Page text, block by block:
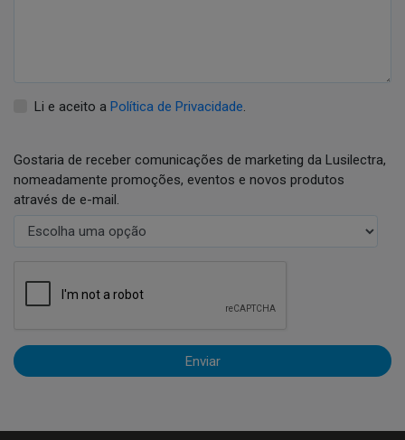
Li e aceito a Política de Privacidade
Gostaria de receber comunicações de marketing da Lusilectra,
nomeadamente promoções, eventos e novos produtos
através de e-mail.
Enviar